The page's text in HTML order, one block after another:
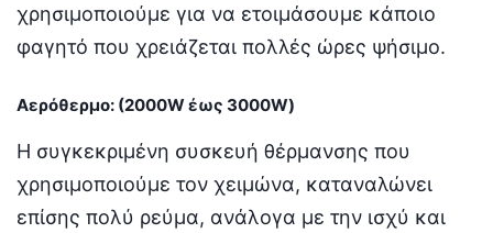
χρησιμοποιούμε για να ετοιμάσουμε κάποιο
φαγητό που χρειάζεται πολλές ώρες ψήσιμο.
Αερόθερμο: (2000W έως 3000W)
Η συγκεκριμένη συσκευή θέρμανσης που
χρησιμοποιούμε τον χειμώνα, καταναλώνει
επίσης πολύ ρεύμα, ανάλογα με την ισχύ και